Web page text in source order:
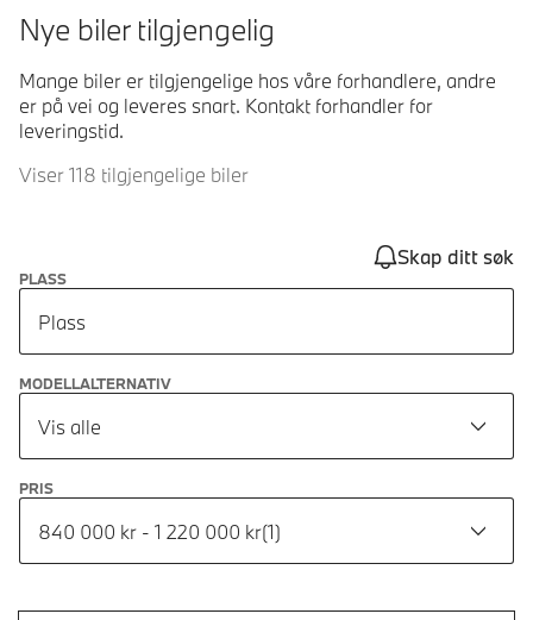
Nye biler tilgjengelig
Mange biler er tilgjengelige hos våre forhandlere, andre
er på vei og leveres snart. Kontakt forhandler for
leveringstid.
Viser 118 tilgjengelige biler
Skap ditt søk
PLASS
Plass
MODELLALTERNATIV
Vis alle
PRIS
840 000 kr - 1 220 000 kr(1)